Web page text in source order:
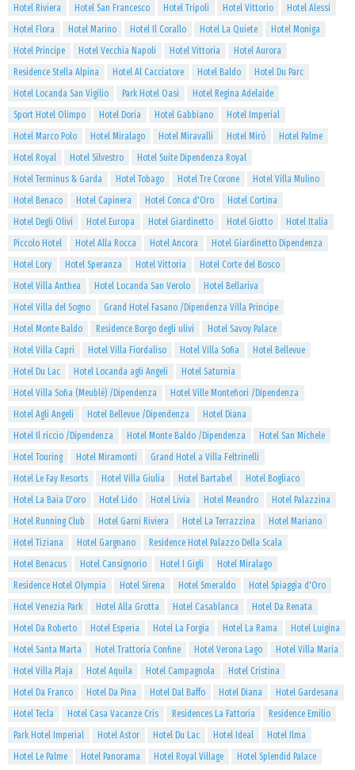
Hotel Riviera
Hotel San Francesco Hotel Tripoli Hotel Vittorio
Hotel Alessi
Hotel Flora
Hotel Marino Hotel Il Corallo Hotel La Quiete
Hotel Moniga
Hotel Principe
Hotel Vecchia Napoli Hotel Vittoria
Hotel Aurora
Residence Stella Alpina
Hotel Al Cacciatore Hotel Baldo
Hotel Du Parc
Hotel Locanda San Vigilio
Park Hotel Oasi
Hotel Regina Adelaide
Sport Hotel Olimpo
Hotel Doria Hotel Gabbiano
Hotel Imperial
Hotel Marco Polo
Hotel Miralago Hotel Miravalli Hotel Mirò
Hotel Palme
Hotel Royal
Hotel Silvestro
Hotel Suite Dipendenza Royal
Hotel Terminus & Garda
Hotel Tobago Hotel Tre Corone
Hotel Villa Mulino
Hotel Benaco
Hotel Capinera Hotel Conca d'Oro
Hotel Cortina
Hotel Degli Olivi
Hotel Europa Hotel Giardinetto Hotel Giotto
Hotel Italia
Piccolo Hotel
Hotel Alla Rocca Hotel Ancora
Hotel Giardinetto Dipendenza
Hotel Lory
Hotel Speranza Hotel Vittoria
Hotel Corte del Bosco
Hotel Villa Anthea
Hotel Locanda San Verolo
Hotel Bellariva
Hotel Villa del Sogno
Grand Hotel Fasano /Dipendenza Villa Principe
Hotel Monte Baldo
Residence Borgo degli ulivi
Hotel Savoy Palace
Hotel Villa Capri
Hotel Villa Fiordaliso Hotel Villa Sofia
Hotel Bellevue
Hotel Du Lac
Hotel Locanda agli Angeli
Hotel Saturnia
Hotel Villa Sofia (Meublè) /Dipendenza
Hotel Ville Montefiori /Dipendenza
Hotel Agli Angeli
Hotel Bellevue /Dipendenza
Hotel Diana
Hotel Il riccio /Dipendenza
Hotel Monte Baldo /Dipendenza
Hotel San Michele
Hotel Touring
Hotel Miramonti
Grand Hotel a Villa Feltrinelli
Hotel Le Fay Resorts
Hotel Villa Giulia Hotel Bartabel
Hotel Bogliaco
Hotel La Baia D'oro
Hotel Lido Hotel Livia Hotel Meandro
Hotel Palazzina
Hotel Running Club
Hotel Garni Riviera Hotel La Terrazzina
Hotel Mariano
Hotel Tiziana
Hotel Gargnano
Residence Hotel Palazzo Della Scala
Hotel Benacus
Hotel Cansignorio Hotel I Gigli
Hotel Miralago
Residence Hotel Olympia
Hotel Sirena Hotel Smeraldo
Hotel Spiaggia d'Oro
Hotel Venezia Park
Hotel Alla Grotta Hotel Casablanca
Hotel Da Renata
Hotel Da Roberto
Hotel Esperia Hotel La Forgia Hotel La Rama
Hotel Luigina
Hotel Santa Marta
Hotel Trattoria Confine Hotel Verona Lago
Hotel Villa Maria
Hotel Villa Plaja
Hotel Aquila Hotel Campagnola
Hotel Cristina
Hotel Da Franco
Hotel Da Pina Hotel Dal Baffo Hotel Diana
Hotel Gardesana
Hotel Tecla
Hotel Casa Vacanze Cris Residences La Fattoria
Residence Emilio
Park Hotel Imperial
Hotel Astor Hotel Du Lac Hotel Ideal
Hotel Ilma
Hotel Le Palme
Hotel Panorama Hotel Royal Village
Hotel Splendid Palace